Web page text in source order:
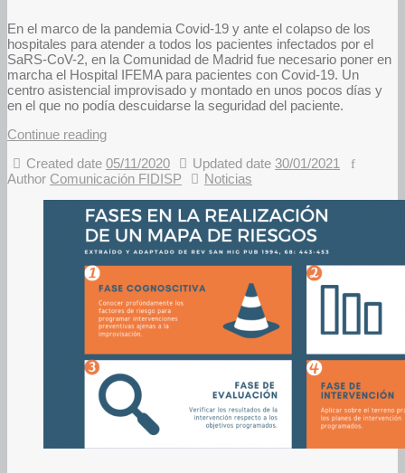
En el marco de la pandemia Covid-19 y ante el colapso de los
hospitales para atender a todos los pacientes infectados por el
SaRS-CoV-2, en la Comunidad de Madrid fue necesario poner en
marcha el Hospital IFEMA para pacientes con Covid-19. Un
centro asistencial improvisado y montado en unos pocos días y
en el que no podía descuidarse la seguridad del paciente.
Continue reading
Created date 05/11/2020 Updated date 30/01/2021
Author Comunicación FIDISP Noticias